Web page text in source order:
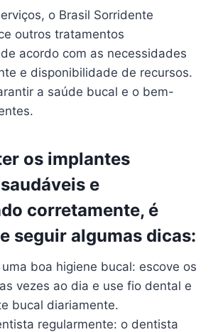
o Brasil Sorridente
outros tratamentos
acordo com as necessidades
e disponibilidade de recursos.
a saúde bucal e o bem-
os implantes
e
corretamente, é
seguir algumas dicas:
boa higiene bucal: escove os
vezes ao dia e use fio dental e
bucal diariamente.
regularmente: o dentista